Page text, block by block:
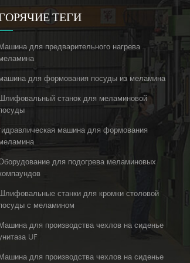
ТЕГИ
для предварительного нагрева
для формования посуды из меламина
станок для меламиновой
машина для формования
для подогрева меламиновых
станки для кромки столовой
с меламином
для производства чехлов на сиденье
UF
для производства чехлов на сиденье